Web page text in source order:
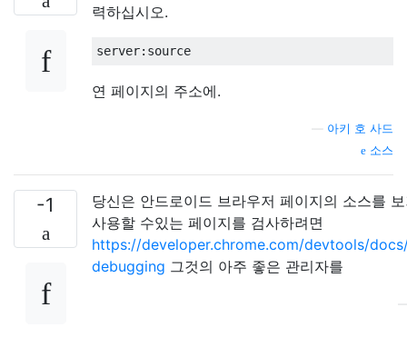
력하십시오.
연 페이지의 주소에.
아키 호 사드
소스
-1
당신은 안드로이드 브라우저 페이지의 소스를
사용할 수있는 페이지를 검사하려면
https://developer.chrome.com/devtools/
debugging 그것의 아주 좋은 관리자를